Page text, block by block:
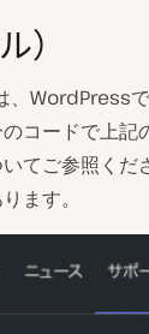
）
、WordPress
コードで上記
てご参照く
ます。